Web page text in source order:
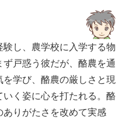
し、農学校に入学する物
戸惑う彼だが、酪農を通
学び、酪農の厳しさと現
く姿に心を打たれる。酪
りがたさを改めて実感